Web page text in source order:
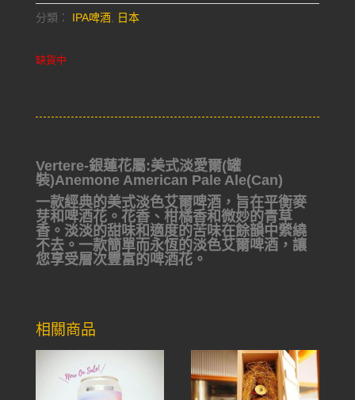
分類： IPA啤酒, 日本
缺貨中
Vertere-銀蓮花屬:美式淡愛爾(罐
裝)Anemone American Pale Ale(Can)
一款經典的美式淡色艾爾啤酒，旨在平衡麥
芽和啤酒花。花香、柑橘香和微妙的青草
香。淡淡的甜味和適度的苦味在餘韻中縈繞
不去。一款簡單而永恆的淡色艾爾啤酒，讓
您享受層次豐富的啤酒花。
相關商品